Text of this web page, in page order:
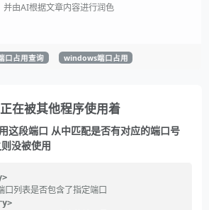
由AI根据文章内容进行润色
口占用查询 windows端口占用
在被其他程序使用着
这段端口 从中匹配是否有对应的端口号
没被使用
列表是否包含了指定端口